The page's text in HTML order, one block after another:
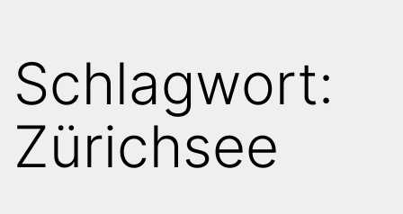
Schlagwort:
Zürichsee